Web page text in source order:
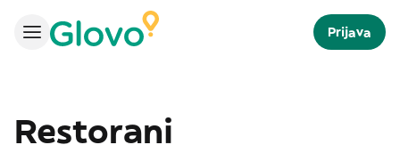
Prijava
Restorani